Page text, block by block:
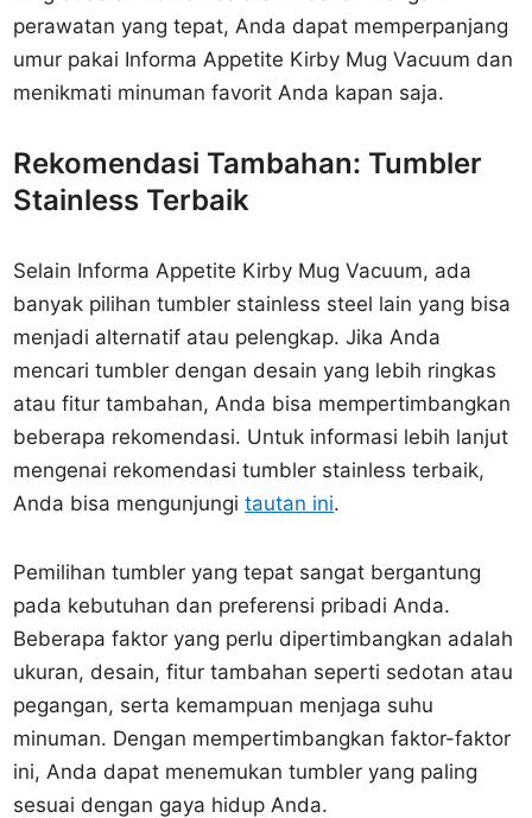
perawatan yang tepat, Anda dapat memperpanjang
umur pakai Informa Appetite Kirby Mug Vacuum dan
menikmati minuman favorit Anda kapan saja.
Rekomendasi Tambahan: Tumbler
Stainless Terbaik
Selain Informa Appetite Kirby Mug Vacuum, ada
banyak pilihan tumbler stainless steel lain yang bisa
menjadi alternatif atau pelengkap. Jika Anda
mencari tumbler dengan desain yang lebih ringkas
atau fitur tambahan, Anda bisa mempertimbangkan
beberapa rekomendasi. Untuk informasi lebih lanjut
mengenai rekomendasi tumbler stainless terbaik,
Anda bisa mengunjungitautan ini.
Pemilihan tumbler yang tepat sangat bergantung
pada kebutuhan dan preferensi pribadi Anda.
Beberapa faktor yang perlu dipertimbangkan adalah
ukuran, desain, fitur tambahan seperti sedotan atau
pegangan, serta kemampuan menjaga suhu
minuman. Dengan mempertimbangkan faktor-faktor
ini, Anda dapat menemukan tumbler yang paling
sesuai dengan gaya hidup Anda.